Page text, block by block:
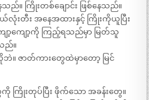
ကြိုးတစ်ချောင်း ဖြစ်နေသည်။
တီး အနေအထားနှင့် ကြိုးကိုယူပြီး
ာ့ကျော့ကို ကြည့်ရသည်မှာ မြတ်သူ
ည်။
ဇာတ်ကားတွေထဲမှာတော့ မြင်
ကို ကြိုးတုပ်ပြီး ဖိုက်သော အခန်းတွေ။